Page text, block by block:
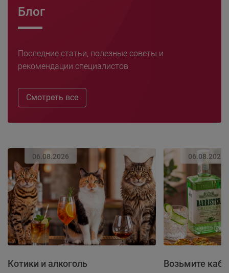
Блог
Последние статьи, полезные советы и
рекомендации специалистов
Смотреть все
06.08.2026
Котики и алкоголь
06.08.2026
Возьмите